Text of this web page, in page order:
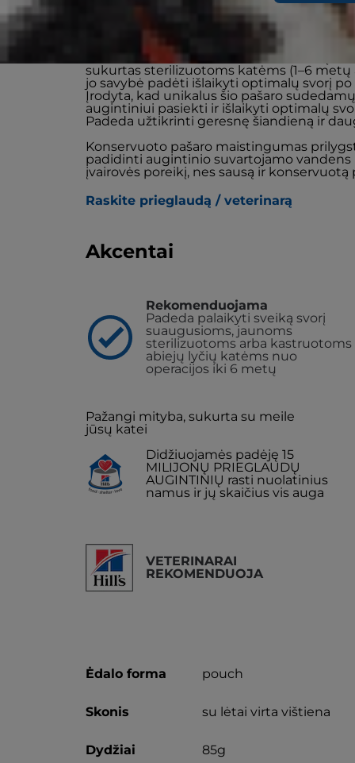
Konservuotas suaugusių kačių pašaras
HIGH FIBRE su lėtai virta vištiena – tai
sukurtas sterilizuotoms katėms (1–6 metų
jo savybė padėti išlaikyti optimalų svorį
Įrodyta, kad unikalus šio pašaro
augintiniui pasiekti ir išlaikyti optimalų
Padeda užtikrinti geresnę šiandieną ir
Konservuoto pašaro maistingumas
padidinti augintinio suvartojamo
įvairovės poreikį, nes sausą ir
Raskite prieglaudą / veterinarą
Akcentai
Rekomenduojama
Padeda palaikyti sveiką svorį
suaugusioms, jaunoms
sterilizuotoms arba kastruotoms
abiejų lyčių katėms nuo
operacijos iki 6 metų
Pažangi mityba, sukurta su meile
jūsų katei
Didžiuojamės padėję 15
MILIJONŲ PRIEGLAUDŲ
AUGINTINIŲ rasti nuolatinius
namus ir jų skaičius vis auga
VETERINARAI
REKOMENDUOJA
Ėdalo forma pouch
Skonis su lėtai virta vištiena
Dydžiai 85g